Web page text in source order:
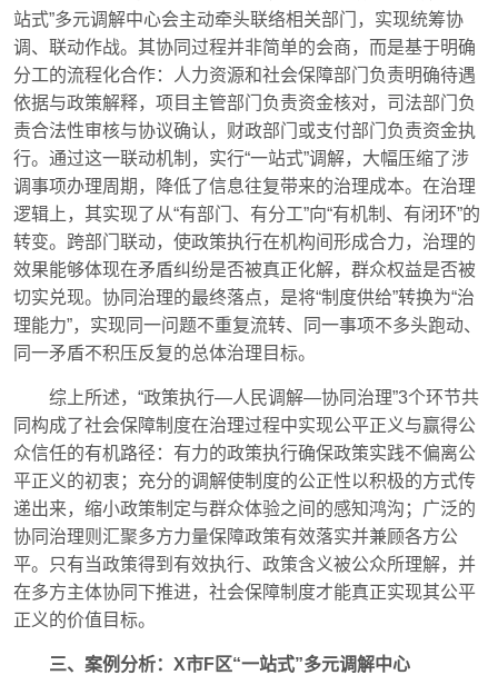
站式”多元调解中心会主动牵头联络相关部门，实现统筹协
调、联动作战。其协同过程并非简单的会商，而是基于明确
分工的流程化合作：人力资源和社会保障部门负责明确待遇
依据与政策解释，项目主管部门负责资金核对，司法部门负
责合法性审核与协议确认，财政部门或支付部门负责资金执
行。通过这一联动机制，实行“一站式”调解，大幅压缩了涉
调事项办理周期，降低了信息往复带来的治理成本。在治理
逻辑上，其实现了从“有部门、有分工”向“有机制、有闭环”的
转变。跨部门联动，使政策执行在机构间形成合力，治理的
效果能够体现在矛盾纠纷是否被真正化解，群众权益是否被
切实兑现。协同治理的最终落点，是将“制度供给”转换为“治
理能力”，实现同一问题不重复流转、同一事项不多头跑动、
同一矛盾不积压反复的总体治理目标。
综上所述，“政策执行—人民调解—协同治理”3个环节共
同构成了社会保障制度在治理过程中实现公平正义与赢得公
众信任的有机路径：有力的政策执行确保政策实践不偏离公
平正义的初衷；充分的调解使制度的公正性以积极的方式传
递出来，缩小政策制定与群众体验之间的感知鸿沟；广泛的
协同治理则汇聚多方力量保障政策有效落实并兼顾各方公
平。只有当政策得到有效执行、政策含义被公众所理解，并
在多方主体协同下推进，社会保障制度才能真正实现其公平
正义的价值目标。
三、案例分析：X市F区“一站式”多元调解中心